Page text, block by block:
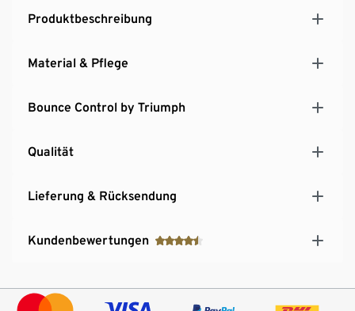
Cups mit Spacer Technologie bieten eine hohe
gewährleistet optimalen Halt für intensive
Produktbeschreibung
Material & Pflege
Bounce Control by Triumph
Qualität
Lieferung & Rücksendung
Kundenbewertungen